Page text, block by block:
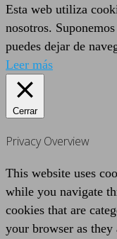
Esta web utiliza
nosotros.
puedes dejar de
Leer más
Cerrar
Privacy Overview
This website uses
while you navigate
cookies that are
your browser as